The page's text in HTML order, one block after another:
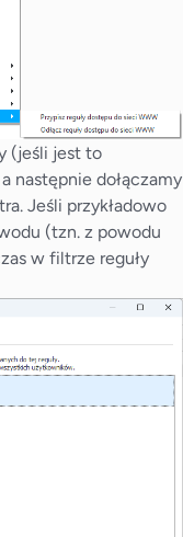
(jeśli jest to
następnie dołączamy
Jeśli przykładowo
(tzn. z powodu
w filtrze reguły